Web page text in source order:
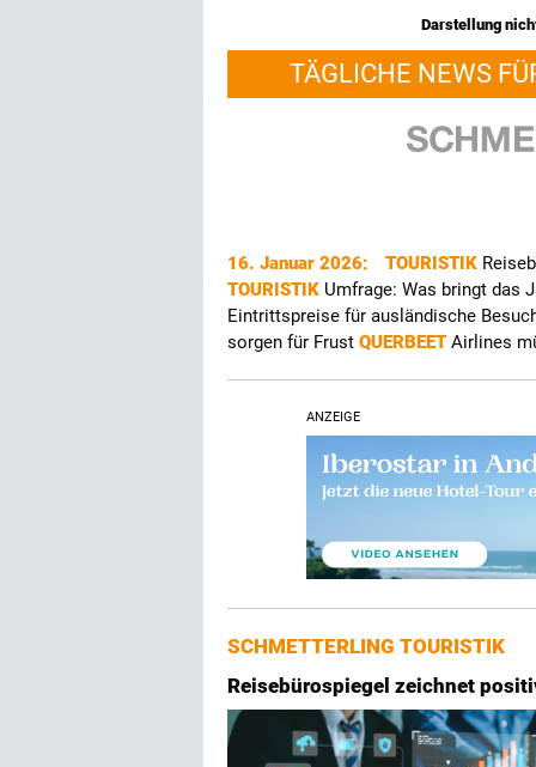
Darstellung
TÄGLICHE NEWS
16. Januar 2026: TOURISTIK
TOURISTIK Umfrage: Was bringt das
Eintrittspreise für ausländische
sorgen für Frust QUERBEETAirlines
ANZEIGE
SCHMETTERLING TOURISTIK
Reisebürospiegel zeichnet